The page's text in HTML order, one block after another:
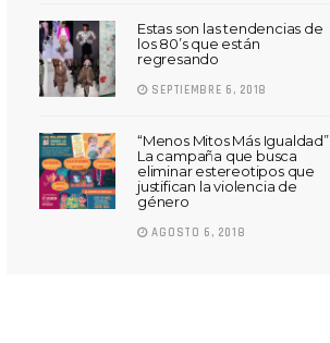
Estas son las tendencias de
los 80’s que están
regresando
SEPTIEMBRE 6, 2018
“Menos Mitos Más Igualdad”
La campaña que busca
eliminar estereotipos que
justifican la violencia de
género
AGOSTO 6, 2018